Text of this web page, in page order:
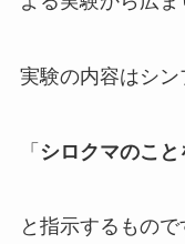
実験の内容はシン
「 シロクマのこ
と指示するもので